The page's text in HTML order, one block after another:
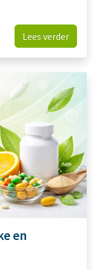
Lees verder
en